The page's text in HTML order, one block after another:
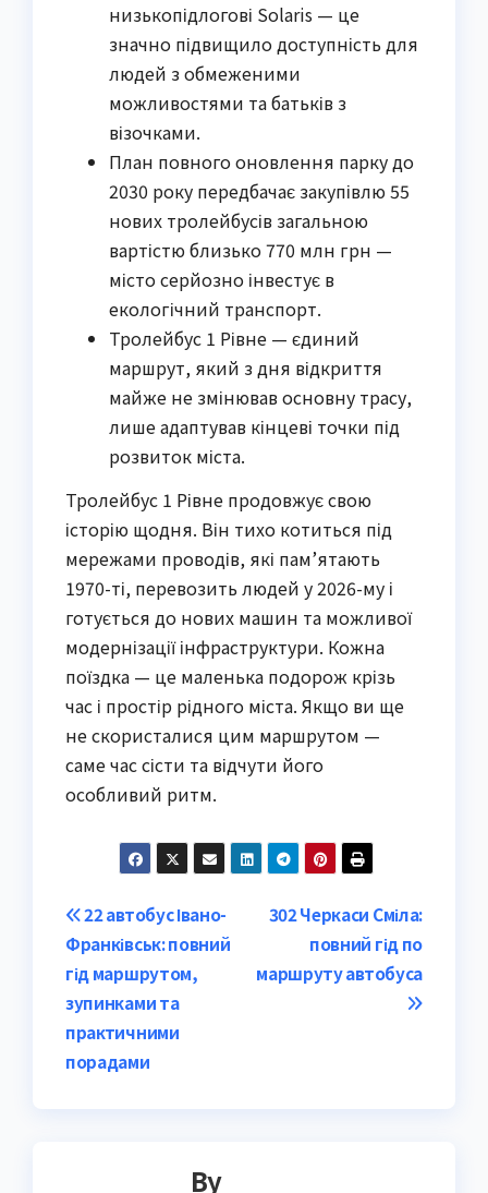
низькопідлогові Solaris — це
значно підвищило доступність для
людей з обмеженими
можливостями та батьків з
візочками.
План повного оновлення парку до
2030 року передбачає закупівлю 55
нових тролейбусів загальною
вартістю близько 770 млн грн —
місто серйозно інвестує в
екологічний транспорт.
Тролейбус 1 Рівне — єдиний
маршрут, який з дня відкриття
майже не змінював основну трасу,
лише адаптував кінцеві точки під
розвиток міста.
Тролейбус 1 Рівне продовжує свою
історію щодня. Він тихо котиться під
мережами проводів, які пам’ятають
1970-ті, перевозить людей у 2026-му і
готується до нових машин та можливої
модернізації інфраструктури. Кожна
поїздка — це маленька подорож крізь
час і простір рідного міста. Якщо ви ще
не скористалися цим маршрутом —
саме час сісти та відчути його
особливий ритм.
Post
navigation
302 Черкаси Сміла:
повний гід по
маршруту автобуса
22 автобус Івано-
Франківськ: повний
гід маршрутом,
зупинками та
практичними
порадами
By